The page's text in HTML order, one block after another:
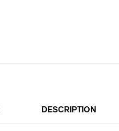
DESCRIPTION